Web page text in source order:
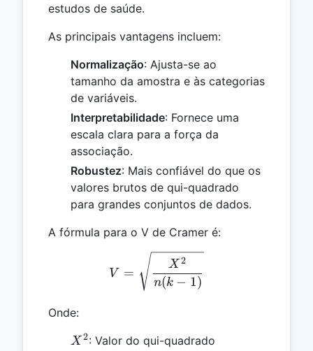
estudos de saúde.
As principais vantagens incluem:
Normalização: Ajusta-se ao
tamanho da amostra e às categorias
de variáveis.
Interpretabilidade: Fornece uma
escala clara para a força da
associação.
Robustez: Mais confiável do que os
valores brutos de qui-quadrado
para grandes conjuntos de dados.
A fórmula para o V de Cramer é:
V =
V =
n(k − 1)
X2
Onde:
X^2
X2: Valor do qui-quadrado